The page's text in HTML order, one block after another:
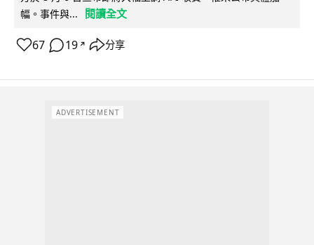
幅。事件與...
閱讀全文
67 19 ↗ 分享
ADVERTISEMENT